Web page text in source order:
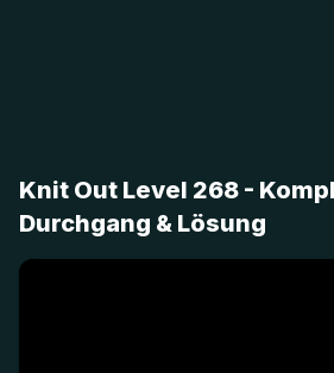
Knit Out Level 268 -
Durchgang & Lösung